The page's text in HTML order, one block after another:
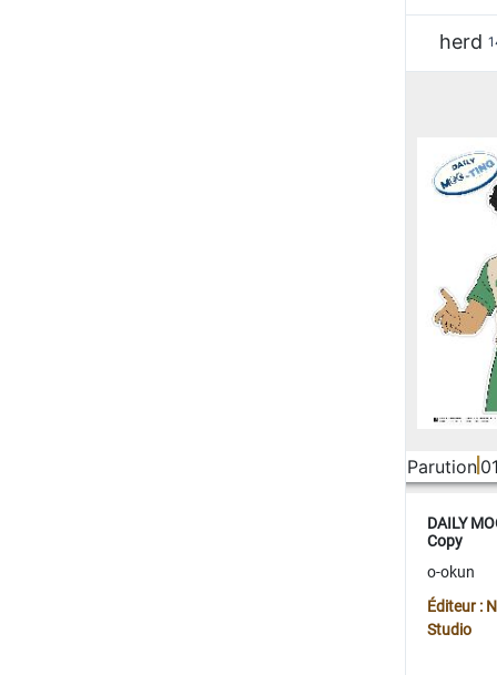
herd
Parution
DAILY
Copy
o-okun
Éditeur :
Studio